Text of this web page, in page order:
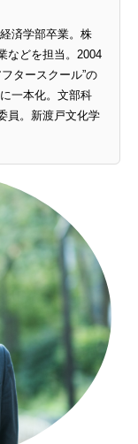
済学部卒業。株
などを担当。2004
タースクール”の
一本化。文部科
員。新渡戸文化学